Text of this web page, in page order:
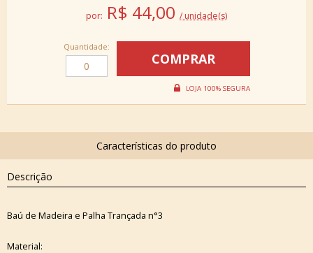
por: R$ 44,00 / unidade(s)
Quantidade:
Descrição
Baú de Madeira e Palha Trançada n°3
Material: